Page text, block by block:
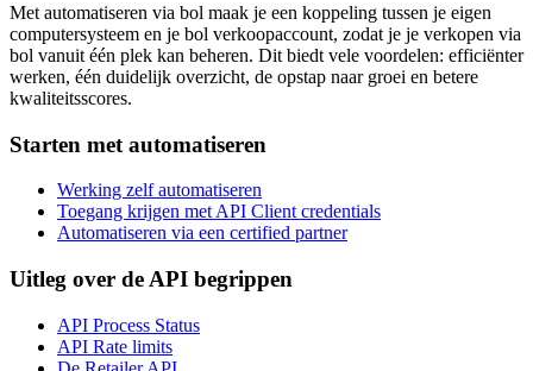
Met automatiseren via bol maak je een koppeling tussen je eigen
computersysteem en je bol verkoopaccount, zodat je je verkopen via
bol vanuit één plek kan beheren. Dit biedt vele voordelen: efficiënter
werken, één duidelijk overzicht, de opstap naar groei en betere
kwaliteitsscores.
Starten met automatiseren
Werking zelf automatiseren
Toegang krijgen met API Client credentials
Automatiseren via een certified partner
Uitleg over de API begrippen
API Process Status
API Rate limits